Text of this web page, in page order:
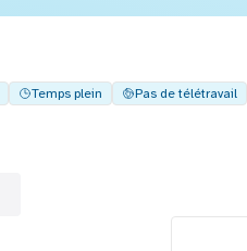
Temps plein Pas de télétravail